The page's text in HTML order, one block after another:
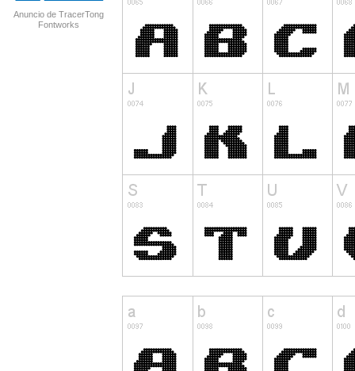
Anuncio de TracerTong
Fontworks